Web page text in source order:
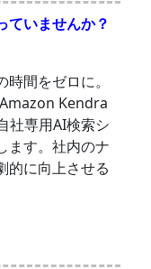
ていませんか？
間をゼロに。
Kendra
社専用AI検索シ
ます。社内のナ
的に向上させる